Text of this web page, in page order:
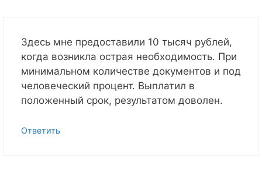
Здесь мне предоставили 10 тысяч рублей,
когда возникла острая необходимость. При
минимальном количестве документов и под
человеческий процент. Выплатил в
положенный срок, результатом доволен.
Ответить